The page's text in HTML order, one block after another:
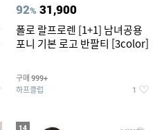
92% 31,900
폴로 랄프로렌 [1+1] 남녀공용
포니 기본 로고 반팔티 [3color]
구매 999+
하프클럽 1
14